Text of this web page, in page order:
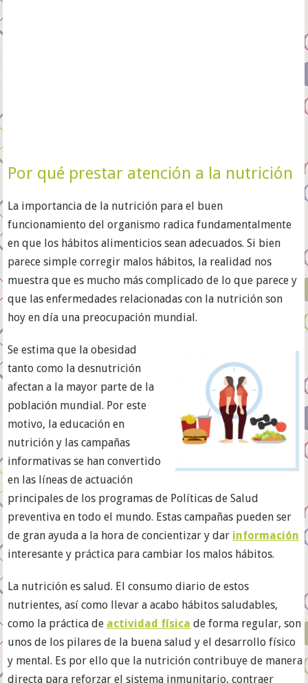
Por qué prestar atención a la nutrición
La importancia de la nutrición para el buen
funcionamiento del organismo radica fundamentalmente
en que los hábitos alimenticios sean adecuados. Si bien
parece simple corregir malos hábitos, la realidad nos
muestra que es mucho más complicado de lo que parece y
que las enfermedades relacionadas con la nutrición son
hoy en día una preocupación mundial.
Se estima que la obesidad
tanto como la desnutrición
afectan a la mayor parte de la
población mundial. Por este
motivo, la educación en
nutrición y las campañas
informativas se han convertido
en las líneas de actuación
principales de los programas de Políticas de Salud
preventiva en todo el mundo. Estas campañas pueden ser
de gran ayuda a la hora de concientizar y dar información
interesante y práctica para cambiar los malos hábitos.
La nutrición es salud. El consumo diario de estos
nutrientes, así como llevar a acabo hábitos saludables,
como la práctica de actividad física de forma regular, son
unos de los pilares de la buena salud y el desarrollo físico
y mental. Es por ello que la nutrición contribuye de manera
directa para reforzar el sistema inmunitario, contraer